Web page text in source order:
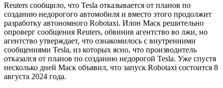
Reuters сообщило, что Tesla отказывается от планов по
созданию недорогого автомобиля и вместо этого продолжит
разработку автономного Robotaxi. Илон Маск решительно
опроверг сообщения Reuters, обвинив агентство во лжи, но
агентство утверждает, что ознакомилось с внутренними
сообщениями Tesla, из которых ясно, что производитель
отказался от планов по созданию недорогой Tesla. Уже спустя
несколько дней Маск объявил, что запуск Robotaxi состоится 8
августа 2024 года.